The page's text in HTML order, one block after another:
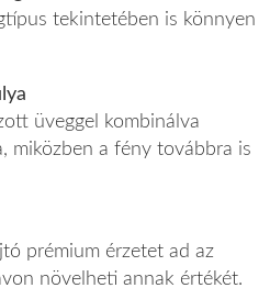
tekintetében is könnyen
üveggel kombinálva
miközben a fény továbbra is
prémium érzetet ad az
növelheti annak értékét.